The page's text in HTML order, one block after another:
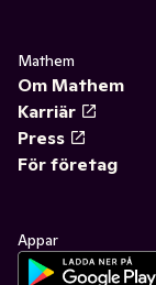
Mathem
Om Mathem
Karriär
Press
För företag
Appar